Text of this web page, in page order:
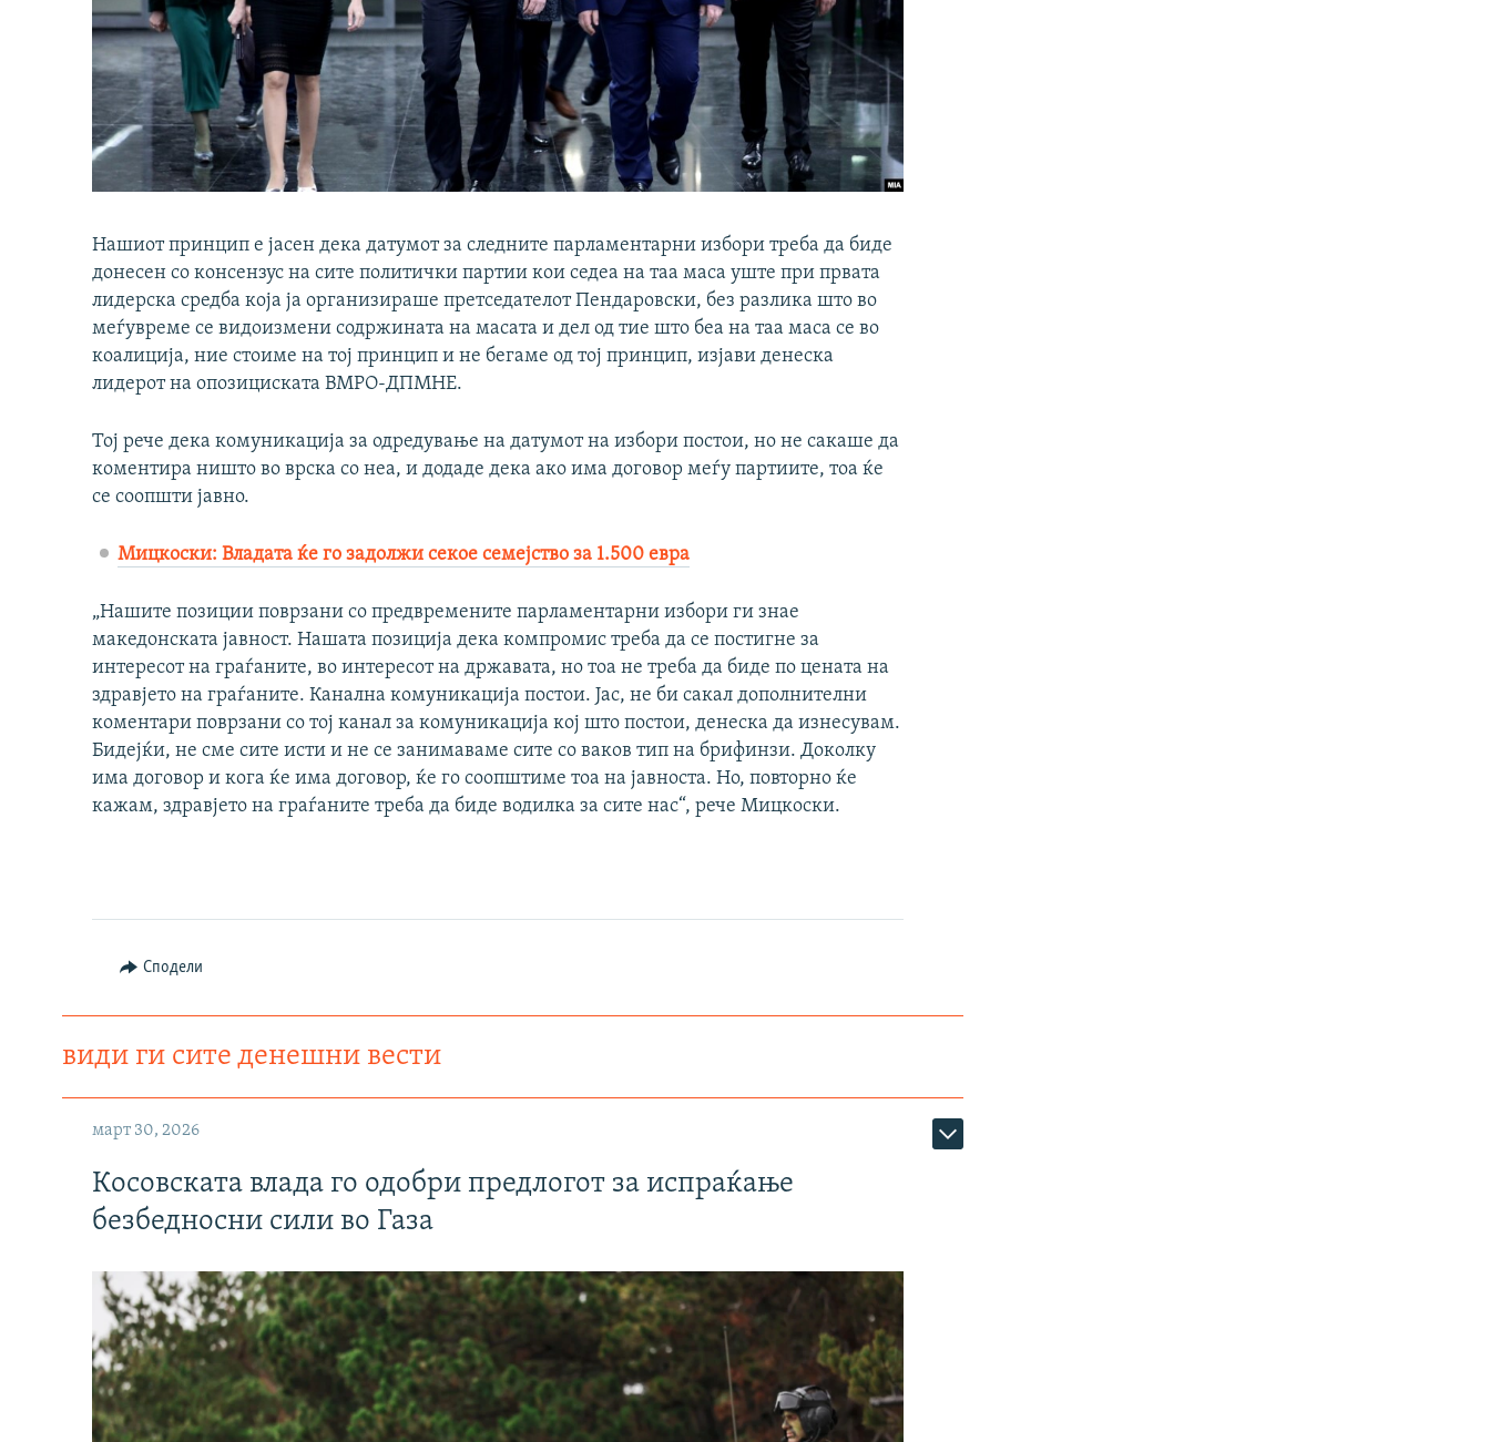
Нашиот принцип е јасен дека датумот за следните парламентарни избори треба да биде
донесен со консензус на сите политички партии кои седеа на таа маса уште при првата
лидерска средба која ја организираше претседателот Пендаровски, без разлика што во
меѓувреме се видоизмени содржината на масата и дел од тие што беа на таа маса се во
коалиција, ние стоиме на тој принцип и не бегаме од тој принцип, изјави денеска
лидерот на опозициската ВМРО-ДПМНЕ.
Тој рече дека комуникација за одредување на датумот на избори постои, но не сакаше да
коментира ништо во врска со неа, и додаде дека ако има договор меѓу партиите, тоа ќе
се соопшти јавно.
Мицкоски: Владата ќе го задолжи секое семејство за 1.500 евра
„Нашите позиции поврзани со предвремените парламентарни избори ги знае
македонската јавност. Нашата позиција дека компромис треба да се постигне за
интересот на граѓаните, во интересот на државата, но тоа не треба да биде по цената на
здравјето на граѓаните. Канална комуникација постои. Јас, не би сакал дополнителни
коментари поврзани со тој канал за комуникација кој што постои, денеска да изнесувам.
Бидејќи, не сме сите исти и не се занимаваме сите со ваков тип на брифинзи. Доколку
има договор и кога ќе има договор, ќе го соопштиме тоа на јавноста. Но, повторно ќе
кажам, здравјето на граѓаните треба да биде водилка за сите нас“, рече Мицкоски.
Сподели
види ги сите денешни вести
март 30, 2026
Косовската влада го одобри предлогот за испраќање
безбедносни сили во Газа